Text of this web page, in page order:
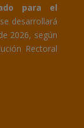
para el
desarrollará
2026, según
Rectoral